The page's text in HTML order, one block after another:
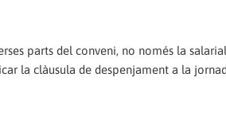
parts del conveni, no només la
la clàusula de despenjament a la